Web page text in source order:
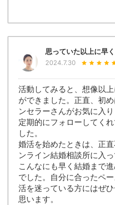
思っていた以上に早
2024.7.30
活動してみると、想像以
ができました。正直、初
ンセラーさんがお気に入
定期的にフォローしてく
した。
婚活を始めたときは、正
ンライン結婚相談所に入
こんなにも早く結婚まで
でした。自分に合ったペ
活を迷っている方にはぜ
思います。